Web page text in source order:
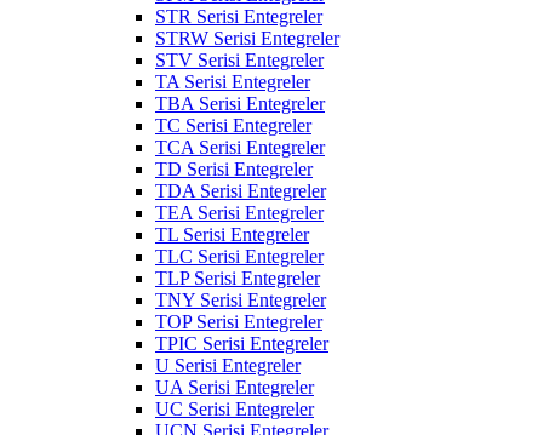
STR Serisi Entegreler
STRW Serisi Entegreler
STV Serisi Entegreler
TA Serisi Entegreler
TBA Serisi Entegreler
TC Serisi Entegreler
TCA Serisi Entegreler
TD Serisi Entegreler
TDA Serisi Entegreler
TEA Serisi Entegreler
TL Serisi Entegreler
TLC Serisi Entegreler
TLP Serisi Entegreler
TNY Serisi Entegreler
TOP Serisi Entegreler
TPIC Serisi Entegreler
U Serisi Entegreler
UA Serisi Entegreler
UC Serisi Entegreler
UCN Serisi Entegreler